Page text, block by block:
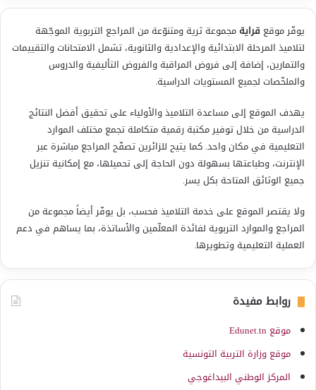
يوفّر موقع قرايةمجموعة ثرية ومتنوّعة من المراجع التربوية الموجّهة
لتلاميذ المرحلة الابتدائية والإعدادية والثانوية، تشمل الامتحانات والتقييمات
والتمارين، إضافة إلى فروض المراقبة والفروض التأليفية والدروس
والملخّصات لجميع المستويات الدراسية.
يهدف الموقع إلى مساعدة التلاميذ والأولياء على تحقيق أفضل النتائج
الدراسية من خلال توفير مكتبة رقمية متكاملة تجمع مختلف الموارد
التعليمية في مكان واحد. كما يتيح للزائرين تصفّح المراجع مباشرة عبر
الإنترنت، وطباعتها بسهولة دون الحاجة إلى تحميلها، مع إمكانية تنزيل
جميع الوثائق المتاحة بكل يسر.
ولا يقتصر الموقع على خدمة التلاميذ فحسب، بل يوفّر أيضاً مجموعة من
المراجع والموارد التربوية لفائدة المعلّمين والأساتذة، بما يساهم في دعم
العملية التعليمية وتطويرها.
روابط مفيدة
موقع Edunet.tn
موقع وزارة التربية التونسية
المركز الوطني البيداغوجي